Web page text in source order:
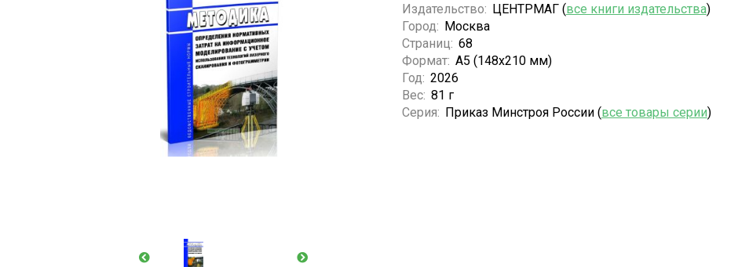
Издательство: ЦЕНТРМАГ (все книги издательства)
Город: Москва
Страниц: 68
Формат: А5 (148x210 мм)
Год: 2026
Вес: 81 г
Серия: Приказ Минстроя России (все товары серии)